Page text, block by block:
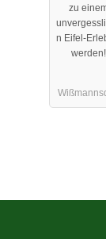
zu
n Eifel-
werden!